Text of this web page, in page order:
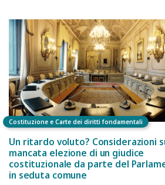
Costituzione e Carte dei diritti fondamentali
Un ritardo voluto? Considerazioni
mancata elezione di un giudice
costituzionale da parte del
in seduta comune